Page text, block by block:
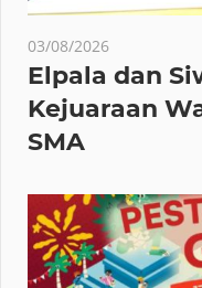
03/08/2026
Elpala dan
Kejuaraan
SMA